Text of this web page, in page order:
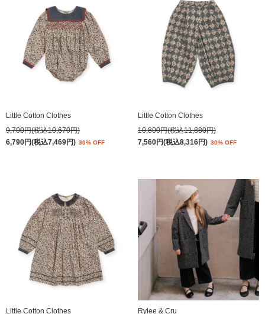
Little Cotton Clothes
9,700円(税込10,670円)
6,790円(税込7,469円) 30% OFF
Little Cotton Clothes
10,800円(税込11,880円)
7,560円(税込8,316円) 30% OFF
Little Cotton Clothes
Rylee & Cru